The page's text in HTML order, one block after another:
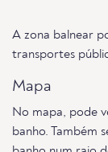
A zona balnear
transportes
Mapa
No mapa, pode
banho. Também